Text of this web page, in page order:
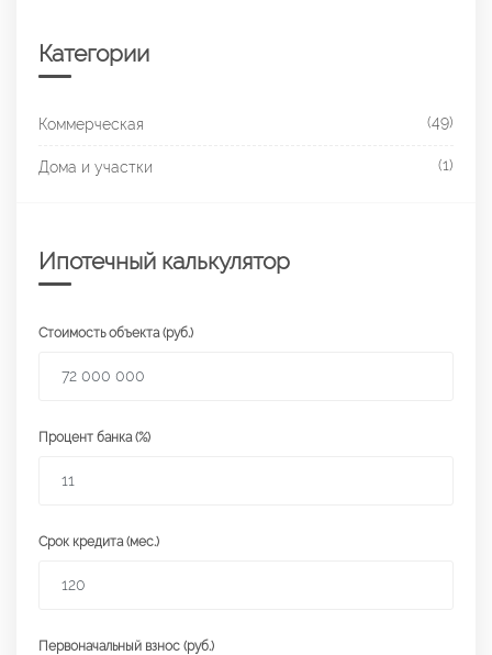
Категории
Коммерческая (49)
Дома и участки (1)
Ипотечный калькулятор
Стоимость объекта (руб.)
Процент банка (%)
Срок кредита (мес.)
Первоначальный взнос (руб.)